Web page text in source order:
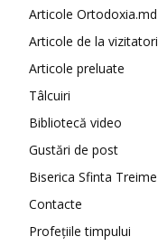
Articole Ortodoxia.md
Articole de la vizitatori
Articole preluate
Tâlcuiri
Bibliotecă video
Gustări de post
Biserica Sfinta Treime
Contacte
Profețiile timpului